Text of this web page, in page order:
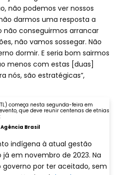
não podemos ver nossos
darmos uma resposta a
não conseguirmos arrancar
não vamos sossegar. Não
dormir. E seria bom sairmos
menos com estas [duas]
nós, são estratégicas”,
começa nesta segunda-feira em
que deve reunir centenas de etnias
Brasil
indígena à atual gestão
em novembro de 2023. Na
por ter aceitado, sem